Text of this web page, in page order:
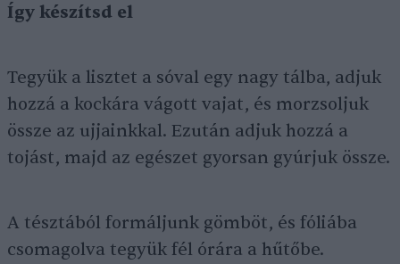
Így készítsd el
Tegyük a lisztet a sóval egy nagy tálba, adjuk
hozzá a kockára vágott vajat, és morzsoljuk
össze az ujjainkkal. Ezután adjuk hozzá a
tojást, majd az egészet gyorsan gyúrjuk össze.
A tésztából formáljunk gömböt, és fóliába
csomagolva tegyük fél órára a hűtőbe.